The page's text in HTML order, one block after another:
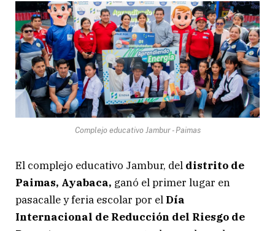
Complejo educativo Jambur - Paimas
El complejo educativo Jambur, del distrito de
Paimas, Ayabaca, ganó el primer lugar en
pasacalle y feria escolar por el Día
Internacional de Reducción del Riesgo de